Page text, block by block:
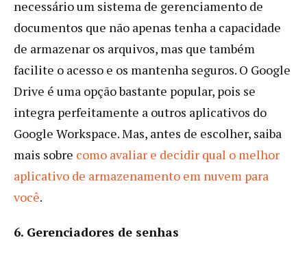
necessário um sistema de gerenciamento de
documentos que não apenas tenha a capacidade
de armazenar os arquivos, mas que também
facilite o acesso e os mantenha seguros. O Google
Drive é uma opção bastante popular, pois se
integra perfeitamente a outros aplicativos do
Google Workspace. Mas, antes de escolher, saiba
mais sobre como avaliar e decidir qual o melhor
aplicativo de armazenamento em nuvem para
você.
6. Gerenciadores de senhas